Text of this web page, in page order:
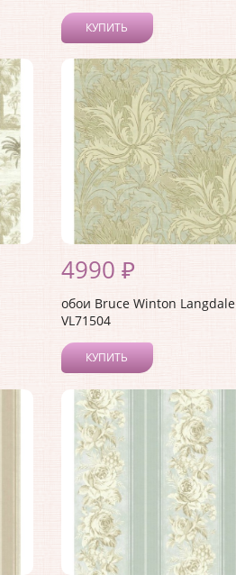
КУПИТЬ
4990 ₽
обои Bruce Winton Langdale
VL71504
КУПИТЬ